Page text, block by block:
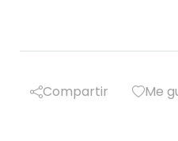
Compartir Me